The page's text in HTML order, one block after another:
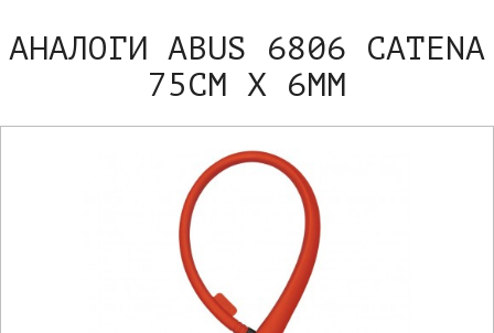
АНАЛОГИ ABUS 6806 CATENA
75СМ Х 6ММ